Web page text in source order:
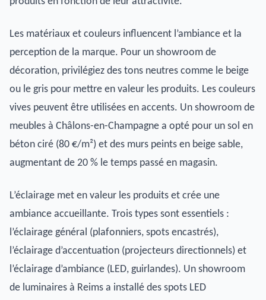
Les matériaux et couleurs influencent l’ambiance et la
perception de la marque. Pour un showroom de
décoration, privilégiez des tons neutres comme le beige
ou le gris pour mettre en valeur les produits. Les couleurs
vives peuvent être utilisées en accents. Un showroom de
meubles à Châlons-en-Champagne a opté pour un sol en
béton ciré (80 €/m²) et des murs peints en beige sable,
augmentant de 20 % le temps passé en magasin.
L’éclairage met en valeur les produits et crée une
ambiance accueillante. Trois types sont essentiels :
l’éclairage général (plafonniers, spots encastrés),
l’éclairage d’accentuation (projecteurs directionnels) et
l’éclairage d’ambiance (LED, guirlandes). Un showroom
de luminaires à Reims a installé des spots LED